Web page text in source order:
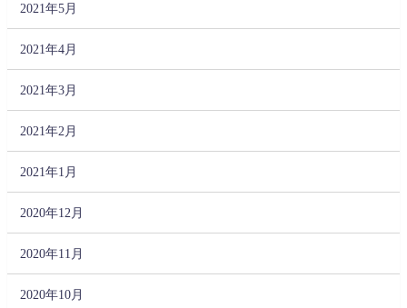
2021年5月
2021年4月
2021年3月
2021年2月
2021年1月
2020年12月
2020年11月
2020年10月